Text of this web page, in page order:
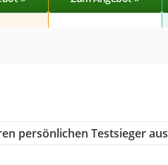
persönlichen Testsieger